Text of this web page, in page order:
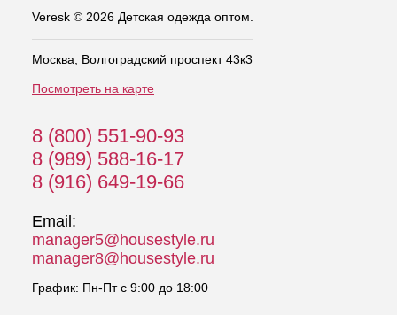
Veresk © 2026 Детская одежда оптом.
Москва, Волгоградский проспект 43к3
Посмотреть на карте
8 (800) 551-90-93
8 (989) 588-16-17
8 (916) 649-19-66
Email:
manager5@housestyle.ru
manager8@housestyle.ru
График: Пн-Пт с 9:00 до 18:00